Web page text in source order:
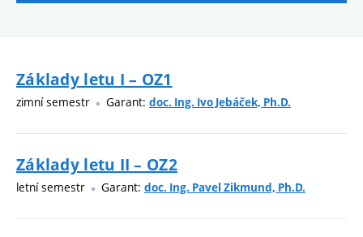
Základy letu I – OZ1
zimní semestr Garant: doc. Ing. Ivo Jebáček, Ph.D.
Základy letu II – OZ2
letní semestr Garant: doc. Ing. Pavel Zikmund, Ph.D.